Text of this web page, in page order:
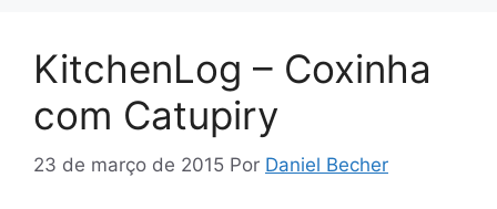
KitchenLog – Coxinha
com Catupiry
23 de março de 2015 Por Daniel Becher